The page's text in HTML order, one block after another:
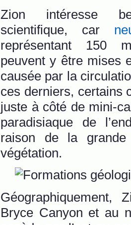
Zion intéresse
scientifique, car
représentant 150
peuvent y être mises
causée par la
ces derniers, certains
juste à côté de mini-
paradisiaque de
raison de la
végétation.
Géographiquement,
Bryce Canyon et au